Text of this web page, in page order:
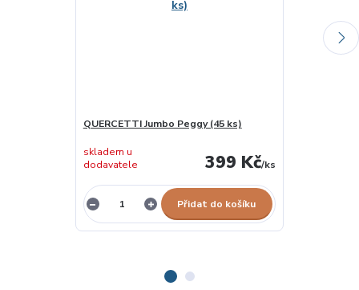
QUERCETTI Jumbo Peggy (45 ks)
399 Kč/ks
skladem u
dodavatele
Přidat do košíku